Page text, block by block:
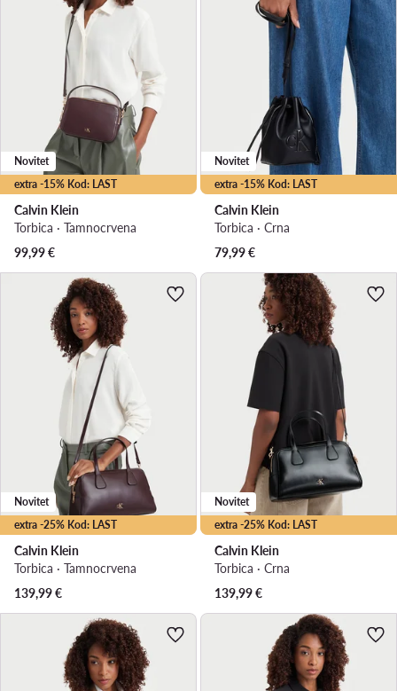
extra -15% Kod: LAST
Novitet
Calvin Klein
Torbica · Tamnocrvena
99,99€
extra -15% Kod: LAST
Novitet
Calvin Klein
Torbica · Crna
79,99€
extra -25% Kod: LAST
Novitet
Calvin Klein
Torbica · Tamnocrvena
139,99€
extra -25% Kod: LAST
Novitet
Calvin Klein
Torbica · Crna
139,99€